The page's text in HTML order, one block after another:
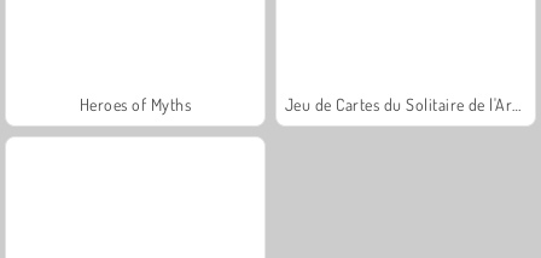
Heroes of Myths